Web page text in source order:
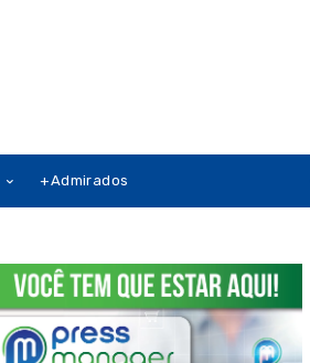
+Admirados